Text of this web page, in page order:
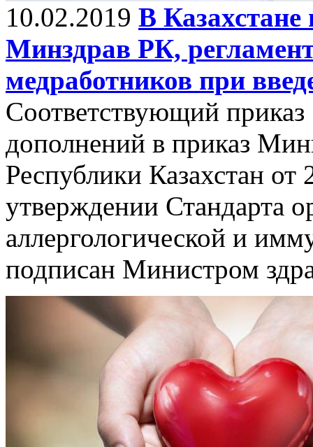
10.02.2019 В Казахстане
Минздрав РК,
медработников при
Соответствующий
дополнений в приказ
Республики Казахстан
утверждении Стандарта
аллергологической и
подписан Министром